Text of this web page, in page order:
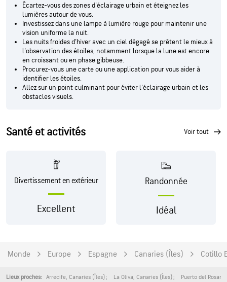
Écartez-vous des zones d'éclairage urbain et éteignez les
lumières autour de vous.
Investissez dans une lampe à lumière rouge pour maintenir une
vision uniforme la nuit.
Les nuits froides d'hiver avec un ciel dégagé se prêtent le mieux à
l'observation des étoiles, notamment lorsque la lune est encore
en croissant ou en phase gibbeuse.
Procurez-vous une carte ou une application pour vous aider à
identifier les étoiles.
Allez sur un point culminant pour éviter l'éclairage urbain et les
obstacles visuels.
Santé et activités voir tout
Divertissement en extérieur
Excellent
Randonnée
Idéal
Monde Europe Espagne Canaries (Îles) Cotillo
Lieux proches: Arrecife, Canaries (Îles) La Oliva, Canaries (Îles) Puerto del Rosario